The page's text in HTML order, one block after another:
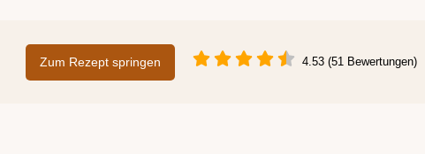
Zum Rezept springen 4.53 (51 Bewertungen)